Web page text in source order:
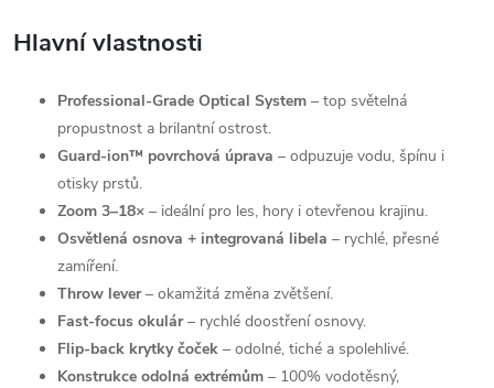
Hlavní vlastnosti
Professional-Grade Optical System – top světelná
propustnost a brilantní ostrost.
Guard-ion™ povrchová úprava – odpuzuje vodu, špínu i
otisky prstů.
Zoom 3–18× – ideální pro les, hory i otevřenou krajinu.
Osvětlená osnova + integrovaná libela – rychlé, přesné
zamíření.
Throw lever– okamžitá změna zvětšení.
Fast-focus okulár– rychlé doostření osnovy.
Flip-back krytky čoček – odolné, tiché a spolehlivé.
Konstrukce odolná extrémům – 100% vodotěsný,